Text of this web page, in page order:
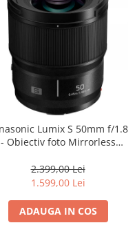
Lumix S 50mm f/1.8
- Obiectiv foto Mirrorless
2.399,00 Lei
1.599,00 Lei
ADAUGA IN COS